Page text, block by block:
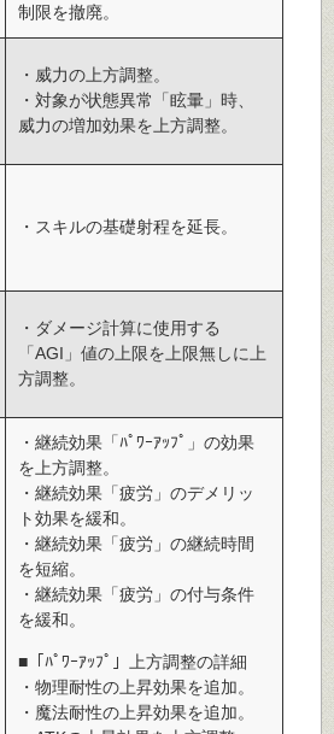
制限を撤廃。
・威力の上方調整。
・対象が状態異常「眩暈」時、
威力の増加効果を上方調整。
・スキルの基礎射程を延長。
・ダメージ計算に使用する
「AGI」値の上限を上限無しに上
方調整。
・継続効果「ﾊﾟﾜｰｱｯﾌﾟ」の効果
を上方調整。
・継続効果「疲労」のデメリッ
ト効果を緩和。
・継続効果「疲労」の継続時間
を短縮。
・継続効果「疲労」の付与条件
を緩和。
■「ﾊﾟﾜｰｱｯﾌﾟ」上方調整の詳細
・物理耐性の上昇効果を追加。
・魔法耐性の上昇効果を追加。